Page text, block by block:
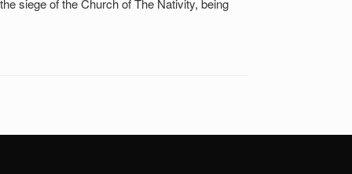
siege of the Church of The Nativity, being